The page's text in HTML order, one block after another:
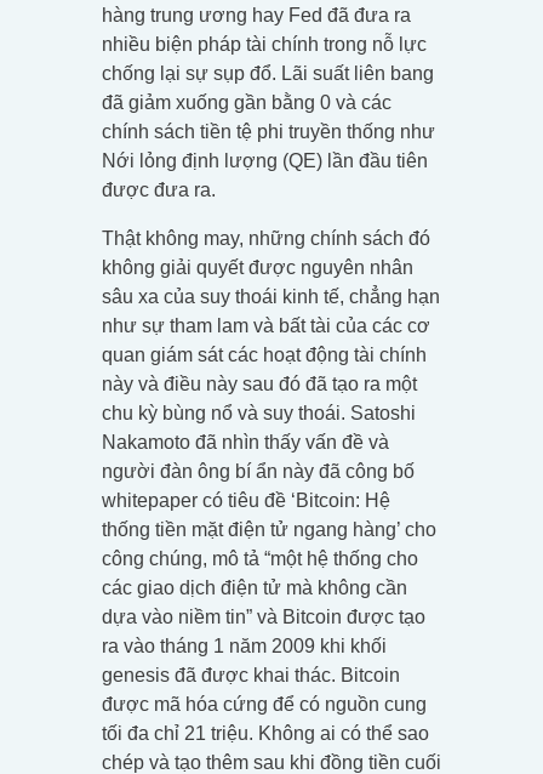
hàng trung ương hay Fed đã đưa ra
nhiều biện pháp tài chính trong nỗ lực
chống lại sự sụp đổ. Lãi suất liên bang
đã giảm xuống gần bằng 0 và các
chính sách tiền tệ phi truyền thống như
Nới lỏng định lượng (QE) lần đầu tiên
được đưa ra.
Thật không may, những chính sách đó
không giải quyết được nguyên nhân
sâu xa của suy thoái kinh tế, chẳng hạn
như sự tham lam và bất tài của các cơ
quan giám sát các hoạt động tài chính
này và điều này sau đó đã tạo ra một
chu kỳ bùng nổ và suy thoái. Satoshi
Nakamoto đã nhìn thấy vấn đề và
người đàn ông bí ẩn này đã công bố
whitepaper có tiêu đề ‘Bitcoin: Hệ
thống tiền mặt điện tử ngang hàng’ cho
công chúng, mô tả “một hệ thống cho
các giao dịch điện tử mà không cần
dựa vào niềm tin” và Bitcoin được tạo
ra vào tháng 1 năm 2009 khi khối
genesis đã được khai thác. Bitcoin
được mã hóa cứng để có nguồn cung
tối đa chỉ 21 triệu. Không ai có thể sao
chép và tạo thêm sau khi đồng tiền cuối